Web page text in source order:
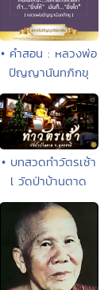
• คำสอน : หลวงพ่อ
ปัญญานันทภิกขุ
• บทสวดทำวัตรเช้า
l วัดป่าบ้านตาด